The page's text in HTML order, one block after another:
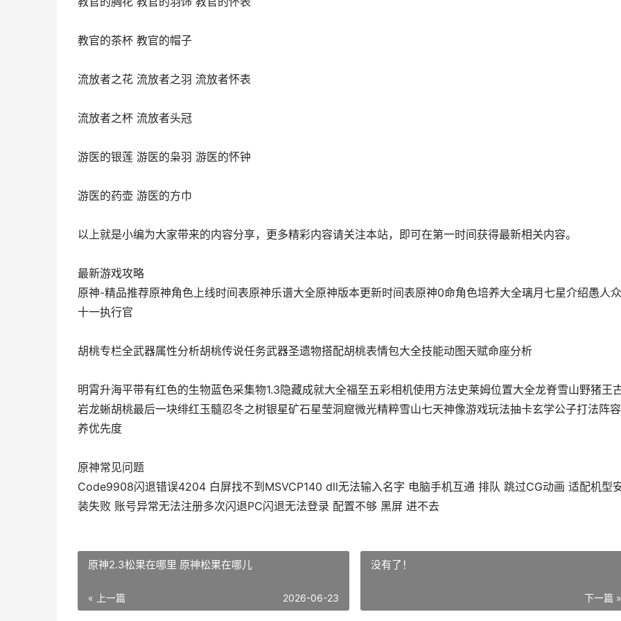
教官的茶杯 教官的帽子
流放者之花 流放者之羽 流放者怀表
流放者之杯 流放者头冠
游医的银莲 游医的枭羽 游医的怀钟
游医的药壶 游医的方巾
以上就是小编为大家带来的内容分享，更多精彩内容请关注本站，即可在第一时间获得最新相关内容。
最新游戏攻略
原神-精品推荐原神角色上线时间表原神乐谱大全原神版本更新时间表原神0命角色培养大全璃月七星介绍愚人众
十一执行官
胡桃专栏全武器属性分析胡桃传说任务武器圣遗物搭配胡桃表情包大全技能动图天赋命座分析
明霄升海平带有红色的生物蓝色采集物1.3隐藏成就大全福至五彩相机使用方法史莱姆位置大全龙脊雪山野猪王
岩龙蜥胡桃最后一块绯红玉髓忍冬之树银星矿石星莹洞窟微光精粹雪山七天神像游戏玩法抽卡玄学公子打法阵
养优先度
原神常见问题
Code9908闪退错误4204 白屏找不到MSVCP140 dll无法输入名字 电脑手机互通 排队 跳过CG动画 适配机型
装失败 账号异常无法注册多次闪退PC闪退无法登录 配置不够 黑屏 进不去
原神2.3松果在哪里 原神松果在哪儿
« 上一篇 2026-06-23
没有了！
下一篇 »